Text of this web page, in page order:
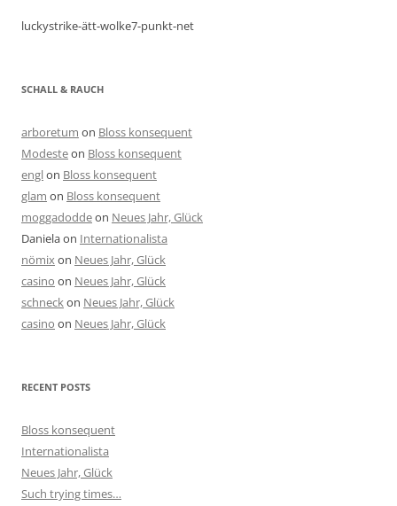
luckystrike-ätt-wolke7-punkt-net
SCHALL & RAUCH
arboretum on Bloss konsequent
Modesteon Bloss konsequent
englon Bloss konsequent
glam on Bloss konsequent
moggadoddeon Neues Jahr, Glück
Danielaon Internationalista
nömixon Neues Jahr, Glück
casino on Neues Jahr, Glück
schneckon Neues Jahr, Glück
casino on Neues Jahr, Glück
RECENT POSTS
Bloss konsequent
Internationalista
Neues Jahr, Glück
Such trying times…